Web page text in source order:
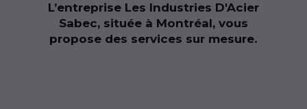
L’entreprise Les Industries D'Acier
Sabec, située à Montréal, vous
propose des services sur mesure.